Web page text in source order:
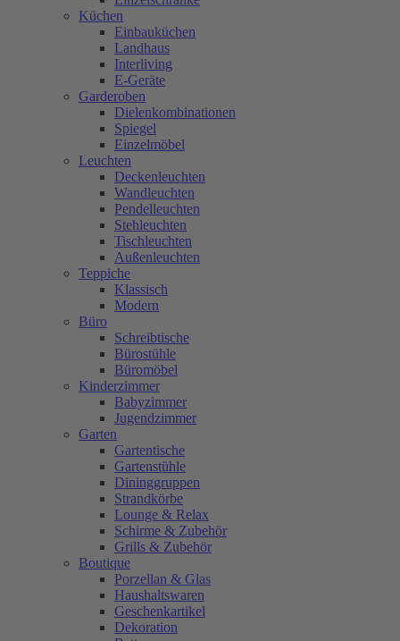
Küchen
Einbauküchen
Landhaus
Interliving
E-Geräte
Garderoben
Dielenkombinationen
Spiegel
Einzelmöbel
Leuchten
Deckenleuchten
Wandleuchten
Pendelleuchten
Stehleuchten
Tischleuchten
Außenleuchten
Teppiche
Klassisch
Modern
Büro
Schreibtische
Bürostühle
Büromöbel
Kinderzimmer
Babyzimmer
Jugendzimmer
Garten
Gartentische
Gartenstühle
Dininggruppen
Strandkörbe
Lounge & Relax
Schirme & Zubehör
Grills & Zubehör
Boutique
Porzellan & Glas
Haushaltswaren
Geschenkartikel
Dekoration